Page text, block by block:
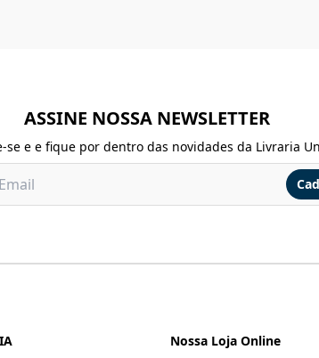
ASSINE NOSSA NEWSLETTER
se e e fique por dentro das novidades da Livraria
Nossa Loja Online